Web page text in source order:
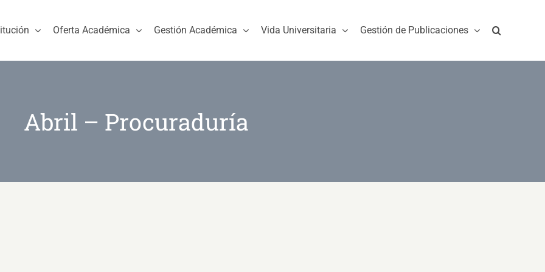
Oferta Académica Gestión Académica Vida Universitaria Gestión de Publicaciones
Abril – Procuraduría